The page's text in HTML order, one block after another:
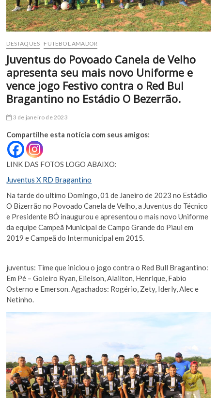
DESTAQUES FUTEBOL AMADOR
Juventus do Povoado Canela de Velho
apresenta seu mais novo Uniforme e
vence jogo Festivo contra o Red Bul
Bragantino no Estádio O Bezerrão.
3 de janeiro de 2023
Compartilhe esta notícia com seus amigos:
LINK DAS FOTOS LOGO ABAIXO:
Juventus X RD Bragantino
Na tarde do ultimo Domingo, 01 de Janeiro de 2023 no Estádio
O Bizerrão no Povoado Canela de Velho, a Juventus do Técnico
e Presidente BÓ inaugurou e apresentou o mais novo Uniforme
da equipe Campeã Municipal de Campo Grande do Piaui em
2019 e Campeã do Intermunicipal em 2015.
juventus: Time que iniciou o jogo contra o Red Bull Bragantino:
Em Pé – Goleiro Ryan, Elielson, Alailton, Henrique, Fabio
Osterno e Emerson. Agachados: Rogério, Zety, Iderly, Alec e
Netinho.